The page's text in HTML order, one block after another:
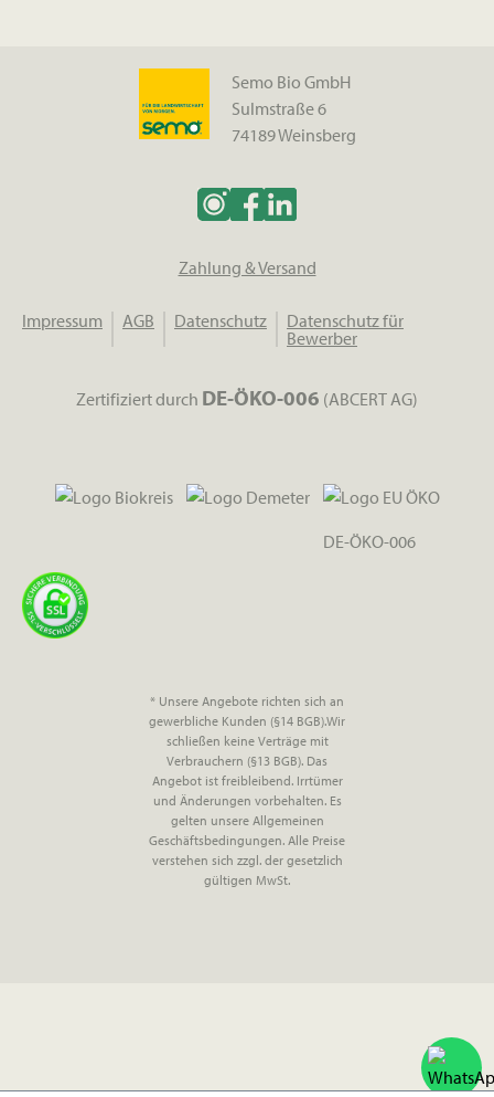
Semo Bio GmbH
Sulmstraße 6
74189 Weinsberg
Zahlung & Versand
Impressum AGB Datenschutz
Datenschutz für
Bewerber
Zertifiziert durch DE-ÖKO-006 (ABCERT AG)
DE-ÖKO-006
* Unsere Angebote richten sich an
gewerbliche Kunden (§14 BGB).Wir
schließen keine Verträge mit
Verbrauchern (§13 BGB). Das
Angebot ist freibleibend. Irrtümer
und Änderungen vorbehalten. Es
gelten unsere Allgemeinen
Geschäftsbedingungen. Alle Preise
verstehen sich zzgl. der gesetzlich
gültigen MwSt.